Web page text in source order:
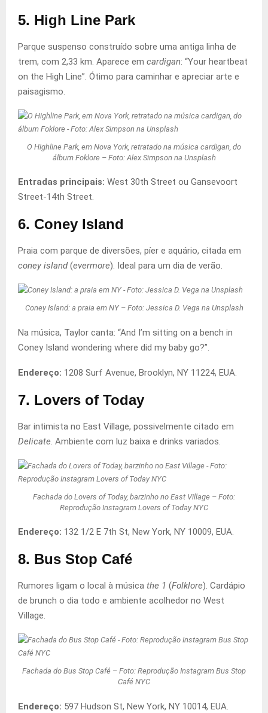
5. High Line Park
Parque suspenso construído sobre uma antiga linha de
trem, com 2,33 km. Aparece em cardigan: “Your heartbeat
on the High Line”. Ótimo para caminhar e apreciar arte e
paisagismo.
O Highline Park, em Nova York, retratado na música cardigan, do
álbum Foklore – Foto: Alex Simpson na Unsplash
Entradas principais: West 30th Street ou Gansevoort
Street-14th Street.
6. Coney Island
Praia com parque de diversões, píer e aquário, citada em
coney island(evermore). Ideal para um dia de verão.
Coney Island: a praia em NY – Foto: Jessica D. Vega na Unsplash
Na música, Taylor canta: “And I’m sitting on a bench in
Coney Island wondering where did my baby go?”.
Endereço: 1208 Surf Avenue, Brooklyn, NY 11224, EUA.
7. Lovers of Today
Bar intimista no East Village, possivelmente citado em
Delicate. Ambiente com luz baixa e drinks variados.
Fachada do Lovers of Today, barzinho no East Village – Foto:
Reprodução Instagram Lovers of Today NYC
Endereço: 132 1/2 E 7th St, New York, NY 10009, EUA.
8. Bus Stop Café
Rumores ligam o local à música the 1 (Folklore). Cardápio
de brunch o dia todo e ambiente acolhedor no West
Village.
Fachada do Bus Stop Café – Foto: Reprodução Instagram Bus Stop
Café NYC
Endereço: 597 Hudson St, New York, NY 10014, EUA.